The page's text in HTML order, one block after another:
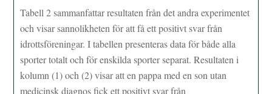
Tabell 2 sammanfattar resultaten från det andra experimentet
och visar sannolikheten för att få ett positivt svar från
idrottsföreningar. I tabellen presenteras data för både alla
sporter totalt och för enskilda sporter separat. Resultaten i
kolumn (1) och (2) visar att en pappa med en son utan
medicinsk diagnos fick ett positivt svar från